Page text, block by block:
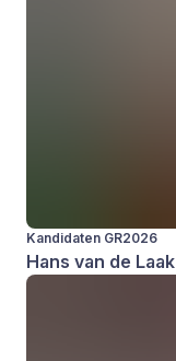
Kandidaten GR2026
Hans van de Laak